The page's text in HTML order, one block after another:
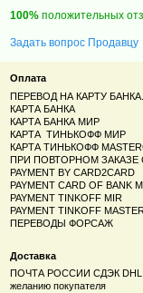
100% положительных
Задать вопрос Продавцу
Оплата
ПЕРЕВОД НА КАРТУ БАНКА.
КАРТА БАНКА
КАРТА БАНКА МИР
КАРТА ТИНЬКОФФ МИР
КАРТА ТИНЬКОФФ
ПРИ ПОВТОРНОМ ЗАКАЗЕ
PAYMENT BY CARD2CARD
PAYMENT CARD OF BANK
PAYMENT TINKOFF MIR
PAYMENT TINKOFF
ПЕРЕВОДЫ ФОРСАЖ
Доставка
ПОЧТА РОССИИ СДЭК DHL
желанию покупателя